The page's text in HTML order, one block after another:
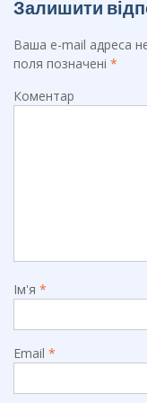
Залишити
Ваша e-mail адреса
поля позначені *
Коментар
Ім'я *
Email *